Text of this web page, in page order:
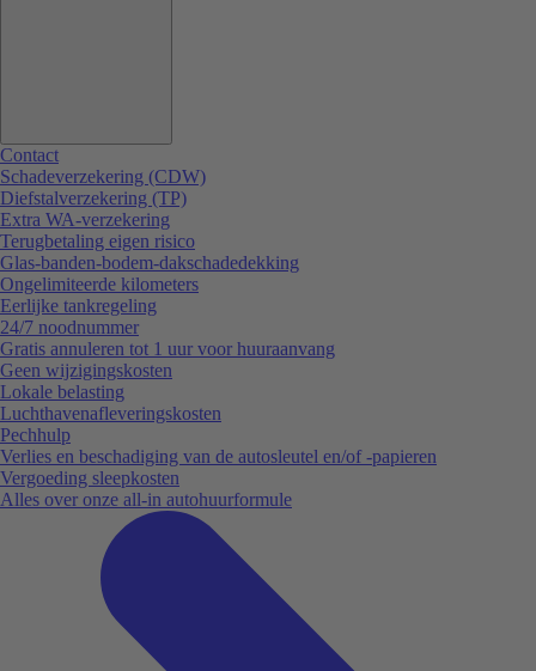
Contact
Schadeverzekering (CDW)
Diefstalverzekering (TP)
Extra WA-verzekering
Terugbetaling eigen risico
Glas-banden-bodem-dakschadedekking
Ongelimiteerde kilometers
Eerlijke tankregeling
24/7 noodnummer
Gratis annuleren tot 1 uur voor huuraanvang
Geen wijzigingskosten
Lokale belasting
Luchthavenafleveringskosten
Pechhulp
Verlies en beschadiging van de autosleutel en/of -papieren
Vergoeding sleepkosten
Alles over onze all-in autohuurformule